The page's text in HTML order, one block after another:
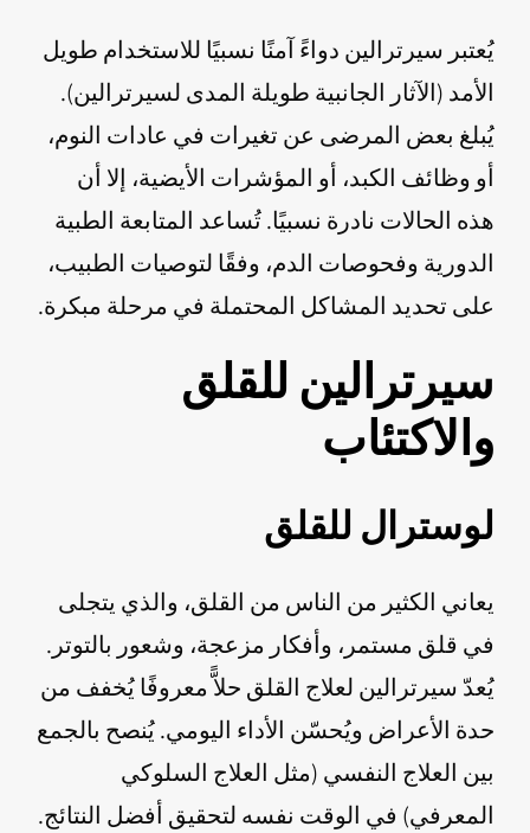
يُعتبر سيرترالين دواءً آمنًا نسبيًا للاستخدام طويل
الأمد (الآثار الجانبية طويلة المدى لسيرترالين).
يُبلغ بعض المرضى عن تغيرات في عادات النوم،
أو وظائف الكبد، أو المؤشرات الأيضية، إلا أن
هذه الحالات نادرة نسبيًا. تُساعد المتابعة الطبية
الدورية وفحوصات الدم، وفقًا لتوصيات الطبيب،
على تحديد المشاكل المحتملة في مرحلة مبكرة.
سيرترالين للقلق
والاكتئاب
لوسترال للقلق
يعاني الكثير من الناس من القلق، والذي يتجلى
في قلق مستمر، وأفكار مزعجة، وشعور بالتوتر.
يُعدّ سيرترالين لعلاج القلق حلاًّ معروفًا يُخفف من
حدة الأعراض ويُحسّن الأداء اليومي. يُنصح بالجمع
بين العلاج النفسي (مثل العلاج السلوكي
المعرفي) في الوقت نفسه لتحقيق أفضل النتائج.